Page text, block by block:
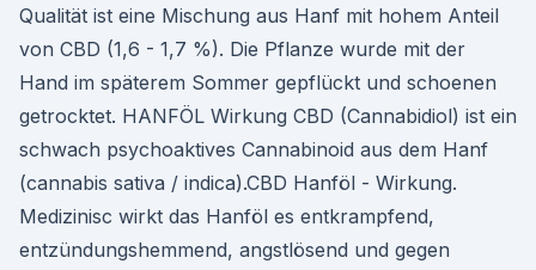
Qualität ist eine Mischung aus Hanf mit hohem Anteil
von CBD (1,6 - 1,7 %). Die Pflanze wurde mit der
Hand im späterem Sommer gepflückt und schoenen
getrocktet. HANFÖL Wirkung CBD (Cannabidiol) ist ein
schwach psychoaktives Cannabinoid aus dem Hanf
(cannabis sativa / indica).CBD Hanföl - Wirkung.
Medizinisc wirkt das Hanföl es entkrampfend,
entzündungshemmend, angstlösend und gegen